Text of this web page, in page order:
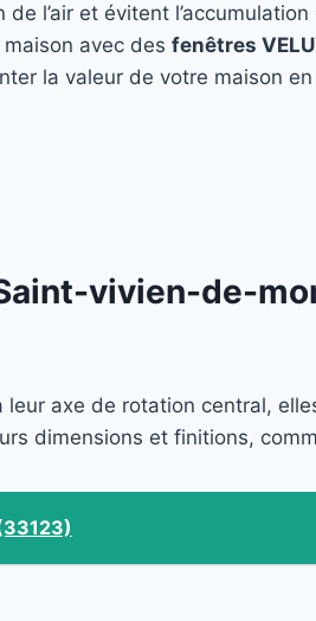
l’air et évitent l’accumulation
avec des fenêtres
la valeur de votre maison
vivien-de-
leur axe de rotation central,
dimensions et finitions,